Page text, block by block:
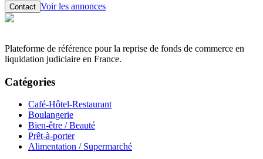
Contact Voir les annonces
Plateforme de référence pour la reprise de fonds de commerce en
liquidation judiciaire en France.
Catégories
Café-Hôtel-Restaurant
Boulangerie
Bien-être / Beauté
Prêt-à-porter
Alimentation / Supermarché